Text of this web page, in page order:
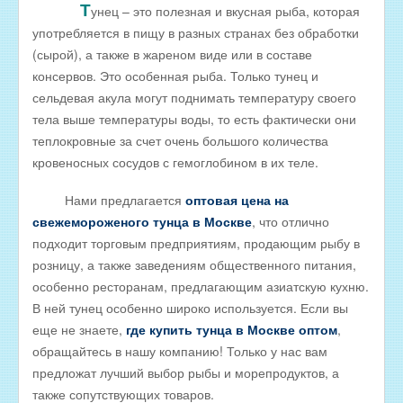
РЫБА ДЛЯ ЗАРЫБЛЕНИЯ ВОДОЕМА
ПРАЙС-ЛИСТЫ
ОПТОВИКАМ
Оптовые цены на РЫБНЫЕ КОНСЕРВЫ
Оптовые цены на РЫБНЫЕ СТЕЙКИ
Оптовые цены на СВЕЖЕЗАМОРОЖЕННУЮ РЫБУ
Оптовые цены на МОРЕПРОДУКТЫ
Оптовые цены на РЫБНУЮ ИКРУ
Оптовые цены на ЖИВУЮ РЫБУ
Оптовые цены на ОХЛАЖДЕННУЮ РЫБУ
Оптовые цены на ФИЛЕ ИЗ РЫБЫ
Оптовые цены на СОЛЕНУЮ РЫБУ
Тунец – это полезная и вкусная рыба, которая
употребляется в пищу в разных странах без обработки
(сырой), а также в жареном виде или в составе
консервов. Это особенная рыба. Только тунец и
сельдевая акула могут поднимать температуру своего
тела выше температуры воды, то есть фактически они
теплокровные за счет очень большого количества
кровеносных сосудов с гемоглобином в их теле.
Нами предлагается оптовая цена на
свежемороженого тунца в Москве, что отлично
подходит торговым предприятиям, продающим рыбу в
розницу, а также заведениям общественного питания,
особенно ресторанам, предлагающим азиатскую кухню.
В ней тунец особенно широко используется. Если вы
еще не знаете, где купить тунца в Москве оптом,
обращайтесь в нашу компанию! Только у нас вам
предложат лучший выбор рыбы и морепродуктов, а
также сопутствующих товаров.